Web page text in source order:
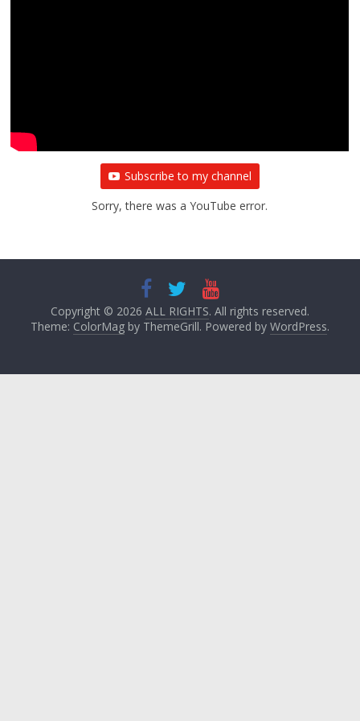
Subscribe to my channel
Sorry, there was a YouTube error.
Copyright © 2026 ALL RIGHTS. All rights reserved.
Theme: ColorMagby ThemeGrill. Powered by WordPress.